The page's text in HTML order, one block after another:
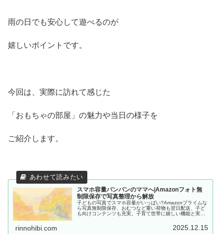
雨の日でも安心して遊べるのが
嬉しいポイントです。
今回は、実際に訪れて感じた
「おもちゃの部屋」の魅力や当日の様子を
ご紹介します。
スマホ容量パンパンのママへ|Amazonフォト無
制限保存で写真整理から解放
子どもの写真でスマホ容量がいっぱい?Amazonプライムな
ら写真無制限保存、おむつなど重い荷物も翌日配送、子ど
も向けコンテンツも充実。子育て世帯に嬉しい機能と実際
rinnohibi.com 2025.12.15